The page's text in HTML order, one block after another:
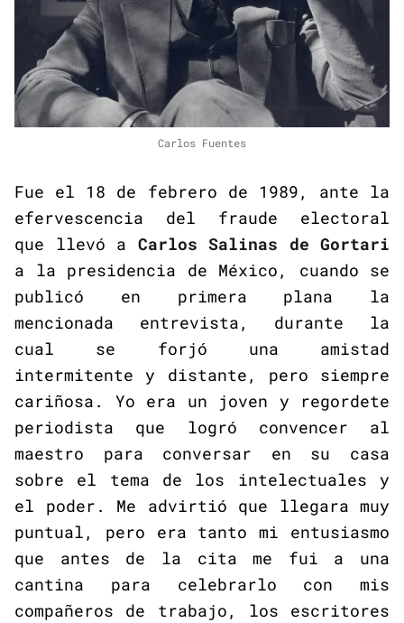
Carlos Fuentes
Fue el 18 de febrero de 1989, ante la
efervescencia del fraude electoral
que llevó a Carlos Salinas de Gortari
a la presidencia de México, cuando se
publicó en primera plana la
mencionada entrevista, durante la
cual se forjó una amistad
intermitente y distante, pero siempre
cariñosa. Yo era un joven y regordete
periodista que logró convencer al
maestro para conversar en su casa
sobre el tema de los intelectuales y
el poder. Me advirtió que llegara muy
puntual, pero era tanto mi entusiasmo
que antes de la cita me fui a una
cantina para celebrarlo con mis
compañeros de trabajo, los escritores